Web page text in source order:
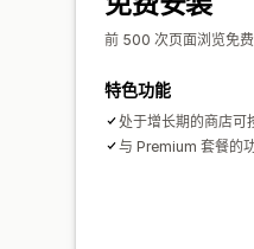
前 500 次页面浏览免
特色功能
处于增长期的商店可
与 Premium 套餐的